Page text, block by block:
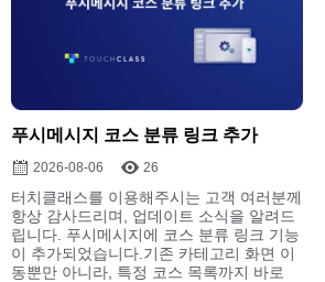
푸시메시지 코스 분류 링크 추가
2026-08-06 26
터치클래스를 이용해주시는 고객 여러분께
항상 감사드리며, 업데이트 소식을 알려드
립니다. 푸시메시지에 코스 분류 링크 기능
이 추가되었습니다.기존 카테고리 화면 이
동뿐만 아니라, 특정 코스 목록까지 바로